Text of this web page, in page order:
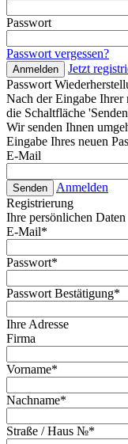
Passwort
Passwort vergessen?
Anmelden
Jetzt
Passwort
Nach der Eingabe
die Schaltfläche
Wir senden Ihnen
Eingabe Ihres neuen
E-Mail
Senden
Anmelden
Registrierung
Ihre persönlichen Daten
E-Mail*
Passwort*
Passwort Bestätigung*
Ihre Adresse
Firma
Vorname*
Nachname*
Straße / Haus №*